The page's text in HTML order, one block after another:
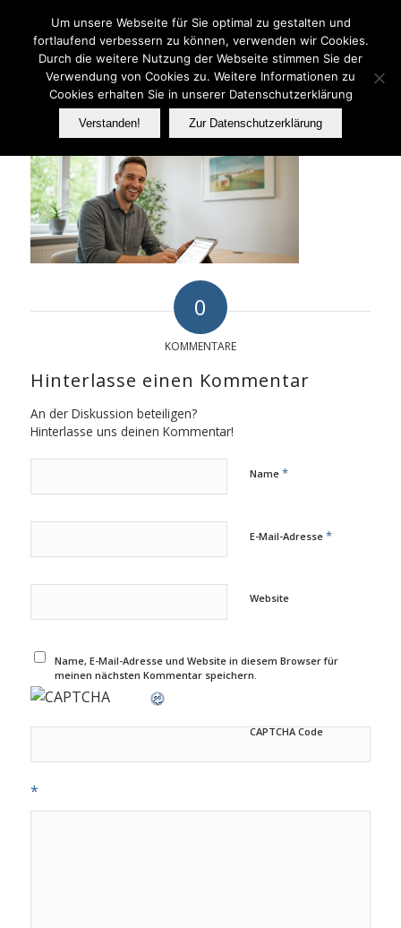
0
KOMMENTARE
Hinterlasse einen Kommentar
An der Diskussion beteiligen?
Hinterlasse uns deinen Kommentar!
Name *
E-Mail-Adresse *
Website
Name, E-Mail-Adresse und Website in diesem Browser für
meinen nächsten Kommentar speichern.
CAPTCHA Code
*
Um unsere Webseite für Sie optimal zu gestalten und
fortlaufend verbessern zu können, verwenden wir Cookies.
Durch die weitere Nutzung der Webseite stimmen Sie der
Verwendung von Cookies zu. Weitere Informationen zu
Cookies erhalten Sie in unserer Datenschutzerklärung
Verstanden! Zur Datenschutzerklärung